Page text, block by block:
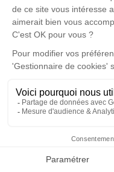
Faire-part
mardi 24 février
Crématorium
63000